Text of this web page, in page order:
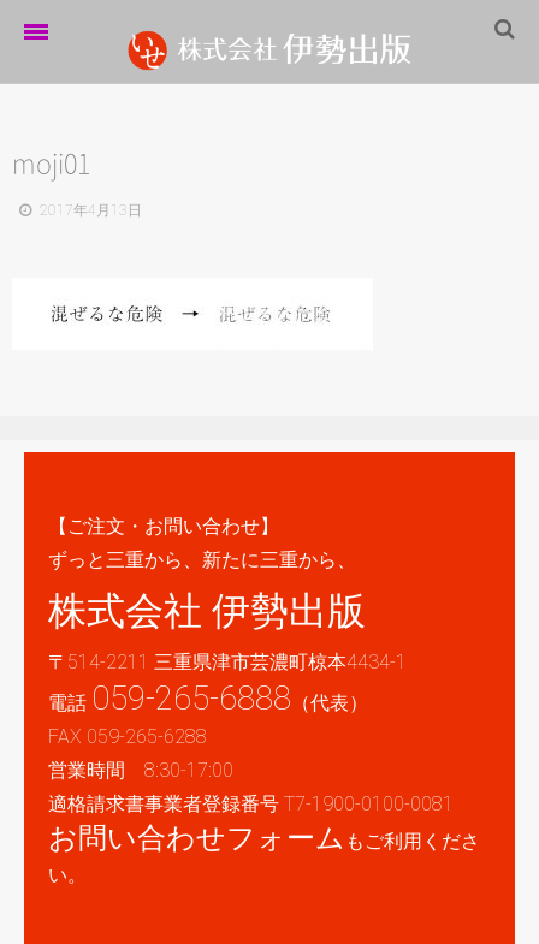
伊勢出版だより
営業案内
企業情報
お問い合わせ
moji01
2017年4月13日
【ご注文・お問い合わせ】
ずっと三重から、新たに三重から、
株式会社 伊勢出版
〒514-2211 三重県津市芸濃町椋本4434-1
電話 059-265-6888 （代表）
FAX 059-265-6288
営業時間 8:30-17:00
適格請求書事業者登録番号 T7-1900-0100-0081
お問い合わせフォーム もご利用くださ
い。